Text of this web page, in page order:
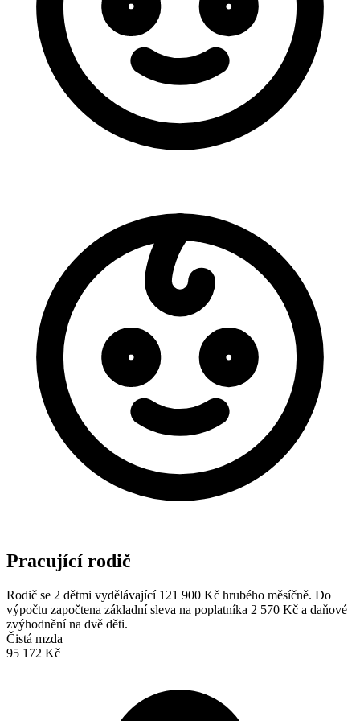
Pracující rodič
Rodič se 2 dětmi vydělávající 121 900 Kč hrubého měsíčně. Do
výpočtu započtena základní sleva na poplatníka 2 570 Kč a daňové
zvýhodnění na dvě děti.
Čistá mzda
95 172 Kč